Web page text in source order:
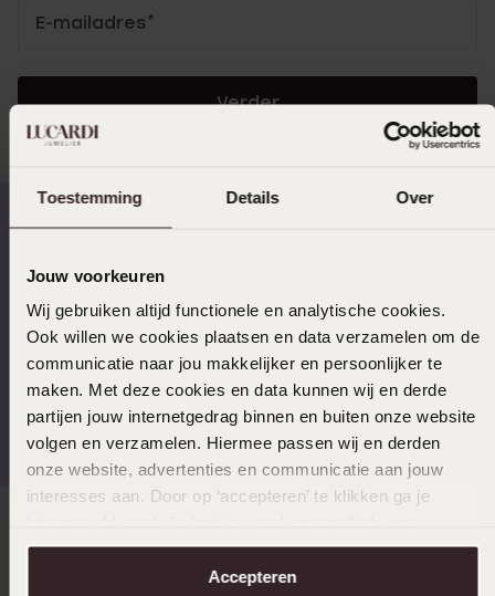
Toestemming Details Over
Jouw voorkeuren
Wij gebruiken altijd functionele en analytische cookies.
Ook willen we cookies plaatsen en data verzamelen om de
communicatie naar jou makkelijker en persoonlijker te
maken. Met deze cookies en data kunnen wij en derde
partijen jouw internetgedrag binnen en buiten onze website
volgen en verzamelen. Hiermee passen wij en derden
onze website, advertenties en communicatie aan jouw
interesses aan. Door op ‘accepteren’ te klikken ga je
aanpassen. Lees er meer over in onscookiebeleid.
Accepteren
Inloggen
aanmelden
E-mailadres*
Verder
besteld, morgen in huis
Gratis verzending vanaf
€49
4,59 uit 5 (55.000+